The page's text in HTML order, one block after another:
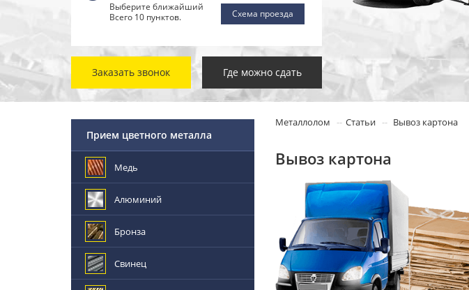
Выберите ближайший
Всего 10 пунктов.
Схема проезда
Заказать звонок Где можно сдать
Металлолом Статьи Вывоз картона
Вывоз картона
Прием цветного металла
Медь
Алюминий
Бронза
Свинец